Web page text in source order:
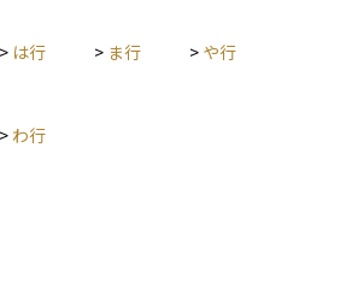
影響だけでなく、投資家による資金の流
入によるものかを見極めることも、投資
市場にも大きな影響を与えます。たとえ
ファクターであり、中央銀行の声明や会
> は行 > ま行 > や行
> わ行